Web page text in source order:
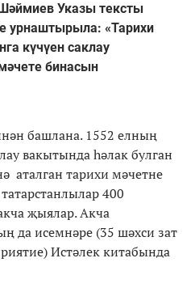
Указы тексты
урнаштырыла: «Тарихи
күчүен саклау
бинасын
башлана. 1552 елның
вакытында һәлак булган
аталган тарихи мәчетне
400
җыялар. Акча
да исемнәре (35 шәхси зат
Истәлек китабында